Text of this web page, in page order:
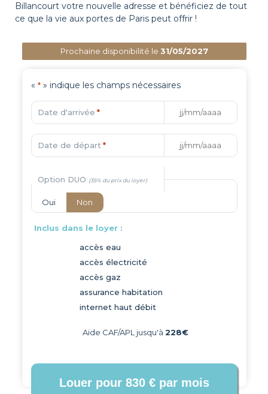
Billancourt votre nouvelle adresse et bénéficiez de tout
ce que la vie aux portes de Paris peut offrir !
Prochaine disponibilité le 31/05/2027
« *» indique les champs nécessaires
Date d'arrivée *
Date de départ *
Option DUO
Oui Non
Inclus dans le loyer :
accès eau
accès électricité
accès gaz
assurance habitation
internet haut débit
Aide CAF/APL jusqu'à 228€